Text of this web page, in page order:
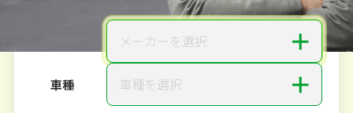
メーカーを選択 ＋
車種 車種を選択 ＋